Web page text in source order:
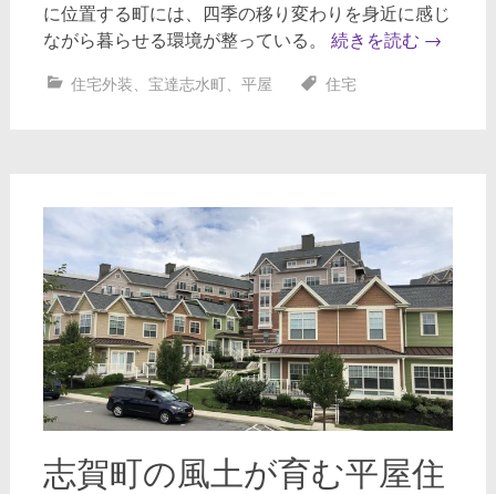
に位置する町には、四季の移り変わりを身近に感じ
ながら暮らせる環境が整っている。 続きを読む →
住宅外装 宝達志水町、 平屋 住宅
志賀町の風土が育む平屋住